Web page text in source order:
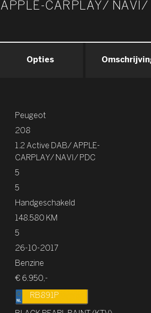
CARPLAY/ NAVI/
Opties
Peugeot
208
1.2 Active DAB/ APPLE-
CARPLAY/ NAVI/ PDC
5
5
Handgeschakeld
148.580 KM
5
26-10-2017
Benzine
€ 6.950,-
RB891P